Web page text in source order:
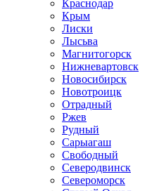
Краснодар
Крым
Лиски
Лысьва
Магнитогорск
Нижневартовск
Новосибирск
Новотроицк
Отрадный
Ржев
Рудный
Сарыагаш
Свободный
Северодвинск
Североморск